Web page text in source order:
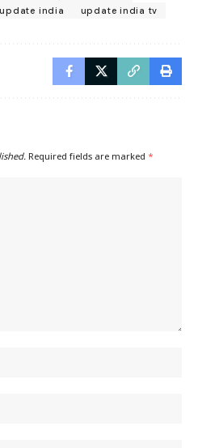
update india update india tv
Required fields are marked *